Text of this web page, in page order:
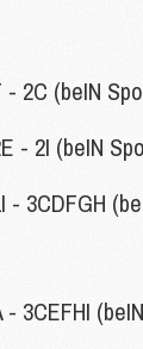
2C (beIN
- 2I (beIN
- 3CDFGH
3CEFHI